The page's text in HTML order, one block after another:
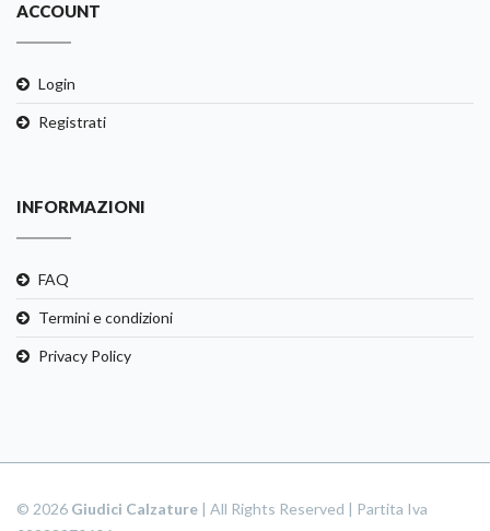
ACCOUNT
Login
Registrati
INFORMAZIONI
FAQ
Termini e condizioni
Privacy Policy
© 2026 Giudici Calzature | All Rights Reserved | Partita Iva